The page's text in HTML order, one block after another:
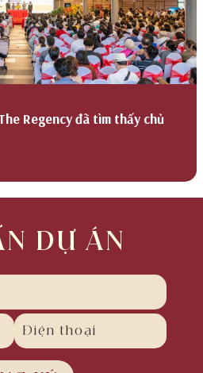
Regency đã tìm thấy chủ
DỰ ÁN